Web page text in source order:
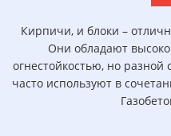
Кирпичи, и блоки –
Они обладают
огнестойкостью, но
часто используют в